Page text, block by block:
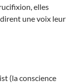
elles
une voix leur
(la conscience